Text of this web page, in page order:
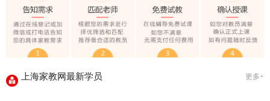
上海家教网免责声明 2016-11-15
教员首次给家长打电话注意事项 2016-11-15
上海家教网教员首次上门试教注意事项 2016-11-15
上海家教网注册协议 2016-11-15
上海家教网最新学员 更多+